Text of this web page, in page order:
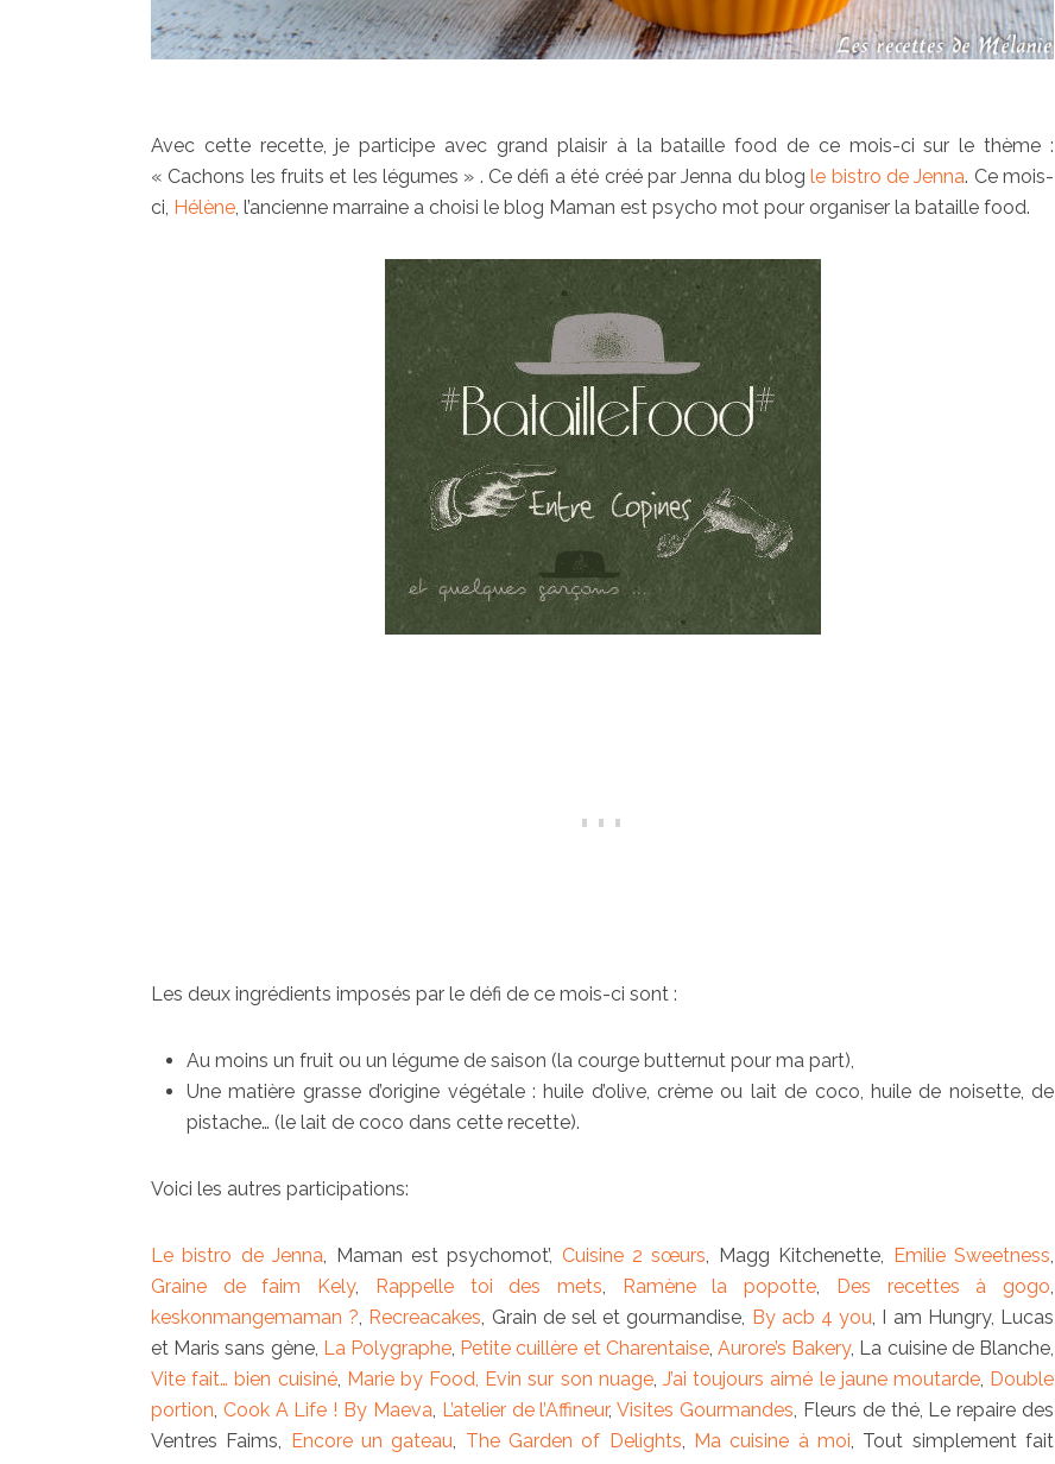
Avec cette recette, je participe avec grand plaisir à la bataille food de ce mois-ci sur le thème :
« Cachons les fruits et les légumes » . Ce défi a été créé par Jenna du blogle bistro de Jenna. Ce mois-
ci, Hélène, l’ancienne marraine a choisi le blog Maman est psycho mot pour organiser la bataille food.
Les deux ingrédients imposés par le défi de ce mois-ci sont :
Au moins un fruit ou un légume de saison (la courge butternut pour ma part),
Une matière grasse d’origine végétale : huile d’olive, crème ou lait de coco, huile de noisette, de
pistache… (le lait de coco dans cette recette).
Voici les autres participations:
Le bistro de Jenna, Maman est psychomot’, Cuisine 2 sœurs, Magg Kitchenette, Emilie Sweetness,
Graine de faim Kely, Rappelle toi des mets, Ramène la popotte, Des recettes à gogo,
keskonmangemaman ?, Recreacakes, Grain de sel et gourmandise, By acb 4 you, I am Hungry, Lucas
et Maris sans gène, La Polygraphe, Petite cuillère et Charentaise,Aurore’s Bakery, La cuisine de Blanche,
Vite fait… bien cuisiné, Marie by Food, Evin sur son nuage, J’ai toujours aimé le jaune moutarde, Double
portion, Cook A Life ! By Maeva, L’atelier de l’Affineur,Visites Gourmandes, Fleurs de thé, Le repaire des
Ventres Faims,
Encore un gateau, The Garden of Delights, Ma cuisine à moi, Tout simplement fait